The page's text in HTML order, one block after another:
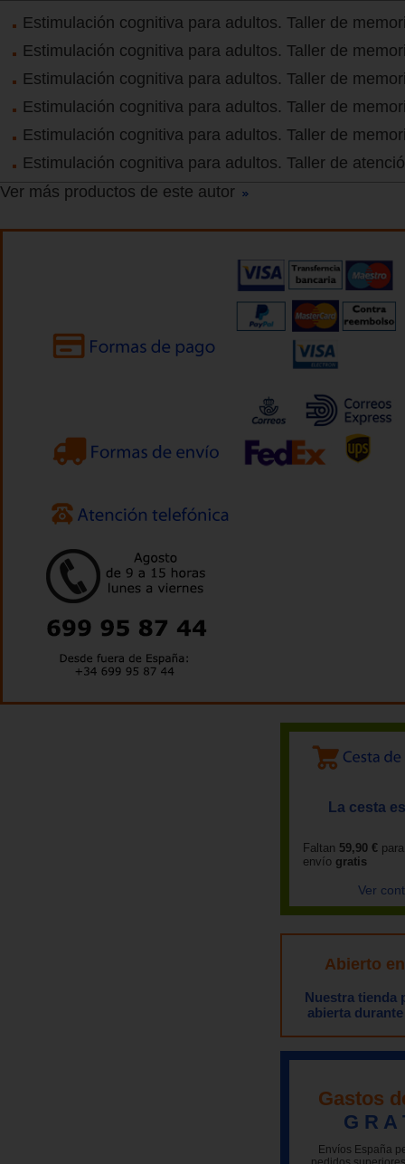
Estimulación cognitiva para adultos. Taller de
Estimulación cognitiva para adultos. Taller de
Estimulación cognitiva para adultos. Taller de
Estimulación cognitiva para adultos. Taller de
Estimulación cognitiva para adultos. Taller de
Estimulación cognitiva para adultos. Taller de
Ver más productos de este autor
La cesta
Faltan 59,90 €
envío gratis
Ver
Abierto
Nuestra tienda
abierta
Gastos
G R A
Envíos España